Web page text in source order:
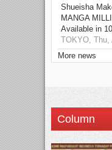
Shueisha
MANGA
Available in
TOKYO, Thu,
More news
Column